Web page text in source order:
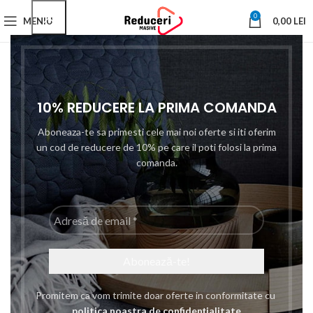
10% REDUCERE LA PRIMA COMANDA
Aboneaza-te sa primesti cele mai noi oferte si iti oferim
un cod de reducere de 10% pe care il poti folosi la prima
comanda.
Adresă
de
email
*
Promitem ca vom trimite doar oferte in conformitate cu
politica noastra de confidențialitate
MENIU 0 0,00 LEI
Prima pagină Product brands
Afișez 41 - 60 din 291 de rezultate
Show sidebar
-8%
Aragaz cu 2 ochiuri
alimentare GPL, Inox
-8%
Aragaz Portabil din Inox cu
Bigshot